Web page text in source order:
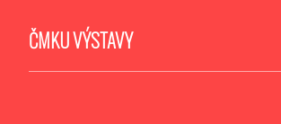
ČMKU VÝSTAVY